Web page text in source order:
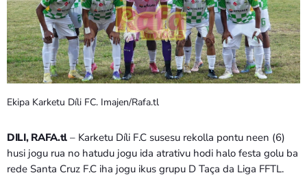
KONTAKTU SIRA
TÉTUM keyboard_arrow_down
TÉTUM
PRÓXIMOS PROGRAMAS
Ekipa Karketu Díli FC. Imajen/Rafa.tl
DILI, RAFA.tl – Karketu Díli F.C susesu rekolla pontu neen (6)
husi jogu rua no hatudu jogu ida atrativu hodi halo festa golu ba
rede Santa Cruz F.C iha jogu ikus grupu D Taça da Liga FFTL.